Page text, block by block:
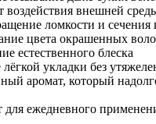
воздействия внешней
ломкости и сечения
цвета окрашенных
естественного блеска
укладки без
аромат, который
для ежедневного